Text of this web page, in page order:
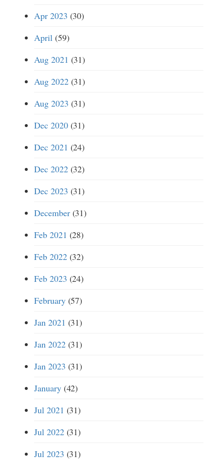
Apr 2023 (30)
April(59)
Aug 2021 (31)
Aug 2022(31)
Aug 2023 (31)
Dec 2020(31)
Dec 2021 (24)
Dec 2022(32)
Dec 2023 (31)
December(31)
Feb 2021 (28)
Feb 2022(32)
Feb 2023 (24)
February(57)
Jan 2021 (31)
Jan 2022(31)
Jan 2023 (31)
January(42)
Jul 2021 (31)
Jul 2022(31)
Jul 2023 (31)